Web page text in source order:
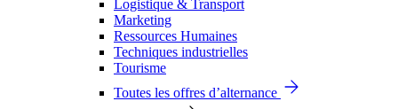
Logistique & Transport
Marketing
Ressources Humaines
Techniques industrielles
Tourisme
Toutes les offres d’alternance